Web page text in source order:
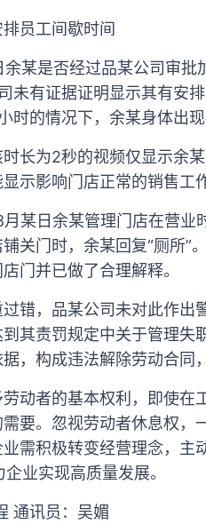
员工间歇时间
某是否经过品某公司审批
未有证据证明显示其有安
时的情况下，余某身体出
长为2秒的视频仅显示余
示影响门店正常的销售工
某日余某管理门店在营业
关门时，余某回复“厕所”
门并已做了合理解释。
错，品某公司未对此作
其责罚规定中关于管理
，构成违法解除劳动合同
动者的基本权利，即使在
要。忽视劳动者休息权
需积极转变经营理念，主
业实现高质量发展。
通讯员：吴媚